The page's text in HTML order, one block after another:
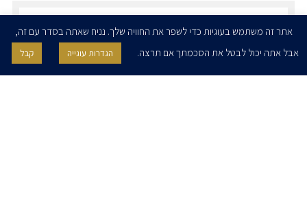
אני מאשר/ת בזאת להרצוג, פוקס, נאמן ושות' לשלוח לי ניוזלטרים,
הודעות והזמנות לאירועים וכנסים. אני רשאי/ת לחזור בי מהסכמתי לעיל בכל
אתר זה משתמש בעוגיות כדי לשפר את החוויה שלך. נניח שאתה בסדר עם זה,
אבל אתה יכול לבטל את הסכמתך אם תרצה.
הגדרות עוגייה קבל